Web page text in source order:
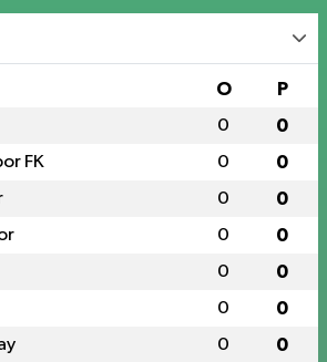
O P
0 0
FK 0 0
0 0
0 0
0 0
0 0
0 0